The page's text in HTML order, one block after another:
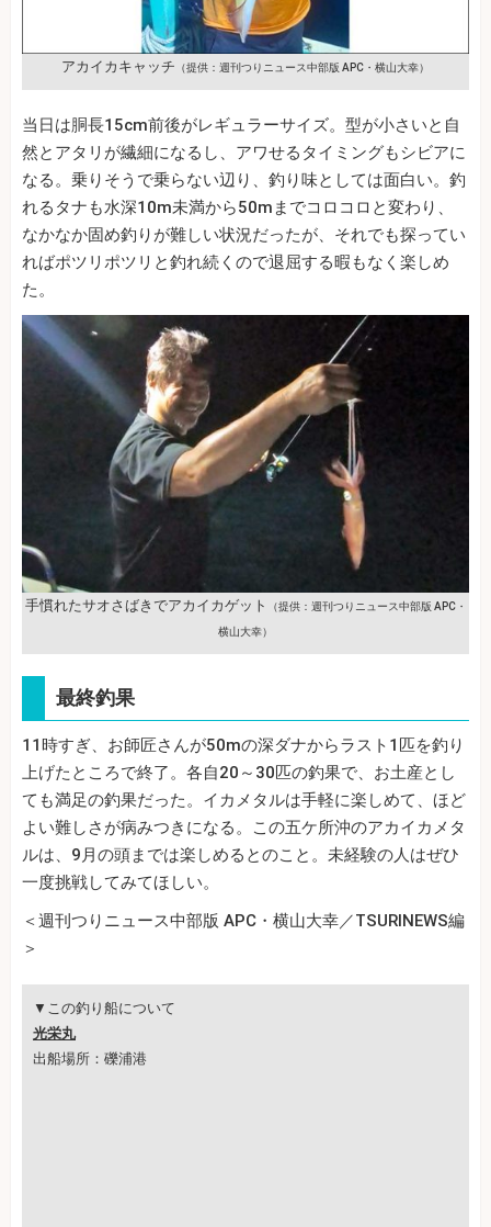
アカイカキャッチ （提供：週刊つりニュース中部版 APC・横山大幸）
当日は胴長15cm前後がレギュラーサイズ。型が小さいと自
然とアタリが繊細になるし、アワせるタイミングもシビアに
なる。乗りそうで乗らない辺り、釣り味としては面白い。釣
れるタナも水深10m未満から50mまでコロコロと変わり、
なかなか固め釣りが難しい状況だったが、それでも探ってい
ればポツリポツリと釣れ続くので退屈する暇もなく楽しめ
た。
手慣れたサオさばきでアカイカゲット （提供：週刊つりニュース中部版 APC・
横山大幸）
最終釣果
11時すぎ、お師匠さんが50mの深ダナからラスト1匹を釣り
上げたところで終了。各自20～30匹の釣果で、お土産とし
ても満足の釣果だった。イカメタルは手軽に楽しめて、ほど
よい難しさが病みつきになる。この五ケ所沖のアカイカメタ
ルは、9月の頭までは楽しめるとのこと。未経験の人はぜひ
一度挑戦してみてほしい。
＜週刊つりニュース中部版 APC・横山大幸／TSURINEWS編
＞
▼この釣り船について
光栄丸
出船場所：礫浦港